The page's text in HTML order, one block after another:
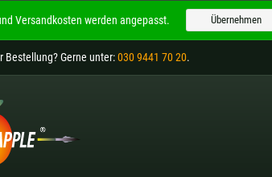
IN APPLE
aus:
Versandkosten werden angepasst. Übernehmen
Bestellung? Gerne unter:030 9441 70 20.